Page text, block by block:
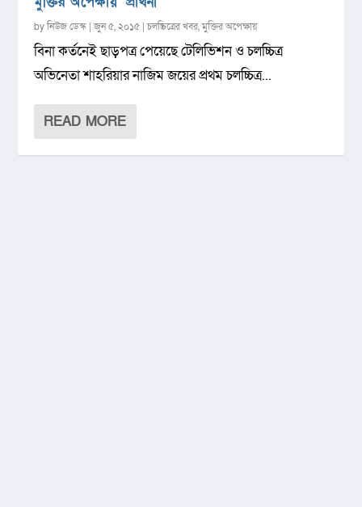
byনিউজ ডেস্ক |জুন ৫, ২০১৫ |চলচ্চিত্রের খবর,মুক্তির অপেক্ষায়
বিনা কর্তনেই ছাড়পত্র পেয়েছে টেলিভিশন ও চলচ্চিত্র
অভিনেতা শাহরিয়ার নাজিম জয়ের প্রথম চলচ্চিত্র...
READ MORE